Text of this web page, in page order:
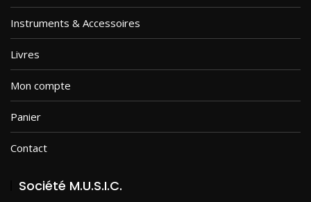
Instruments & Accessoires
Livres
Mon compte
Panier
Contact
Société M.U.S.I.C.